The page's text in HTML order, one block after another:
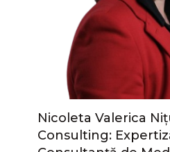
Nicoleta Valerica
Consulting: